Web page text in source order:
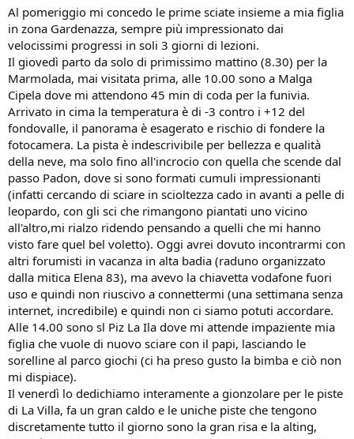
Al pomeriggio mi concedo le prime sciate insieme a mia figlia
in zona Gardenazza, sempre più impressionato dai
velocissimi progressi in soli 3 giorni di lezioni.
Il giovedì parto da solo di primissimo mattino (8.30) per la
Marmolada, mai visitata prima, alle 10.00 sono a Malga
Cipela dove mi attendono 45 min di coda per la funivia.
Arrivato in cima la temperatura è di -3 contro i +12 del
fondovalle, il panorama è esagerato e rischio di fondere la
fotocamera. La pista è indescrivibile per bellezza e qualità
della neve, ma solo fino all'incrocio con quella che scende dal
passo Padon, dove si sono formati cumuli impressionanti
(infatti cercando di sciare in scioltezza cado in avanti a pelle di
leopardo, con gli sci che rimangono piantati uno vicino
all'altro,mi rialzo ridendo pensando a quelli che mi hanno
visto fare quel bel voletto). Oggi avrei dovuto incontrarmi con
altri forumisti in vacanza in alta badia (raduno organizzato
dalla mitica Elena 83), ma avevo la chiavetta vodafone fuori
uso e quindi non riuscivo a connettermi (una settimana senza
internet, incredibile) e quindi non ci siamo potuti accordare.
Alle 14.00 sono sl Piz La Ila dove mi attende impaziente mia
figlia che vuole di nuovo sciare con il papi, lasciando le
sorelline al parco giochi (ci ha preso gusto la bimba e ciò non
mi dispiace).
Il venerdì lo dedichiamo interamente a gionzolare per le piste
di La Villa, fa un gran caldo e le uniche piste che tengono
discretamente tutto il giorno sono la gran risa e la alting,